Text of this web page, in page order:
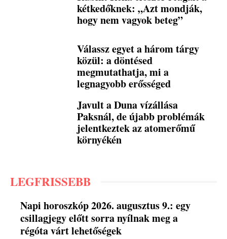
kétkedőknek: „Azt mondják,
hogy nem vagyok beteg”
Válassz egyet a három tárgy
közül: a döntésed
megmutathatja, mi a
legnagyobb erősséged
Javult a Duna vízállása
Paksnál, de újabb problémák
jelentkeztek az atomerőmű
környékén
LEGFRISSEBB
Napi horoszkóp 2026. augusztus 9.: egy
csillagjegy előtt sorra nyílnak meg a
régóta várt lehetőségek